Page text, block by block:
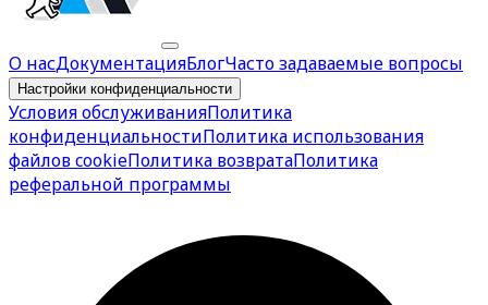
О насДокументацияБлогЧасто задаваемые вопросы
Настройки конфиденциальности
Условия обслуживанияПолитика
конфиденциальностиПолитика использования
файлов cookieПолитика возвратаПолитика
реферальной программы